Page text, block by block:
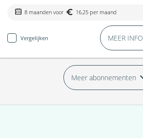
8 maanden voor 16,25 per maand
Vergelijken MEER INFO
Meer abonnementen